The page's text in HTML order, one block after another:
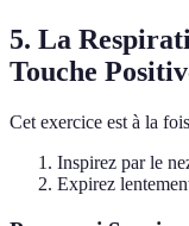
5. La
Touche
Cet exercice est à la
Inspirez par le
Expirez